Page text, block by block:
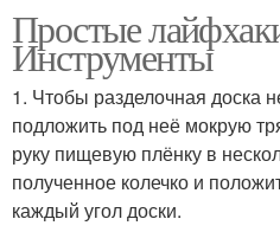
Простые
Инструменты
1. Чтобы разделочная доска
подложить под неё мокрую
руку пищевую плёнку в
полученное колечко и
каждый угол доски.